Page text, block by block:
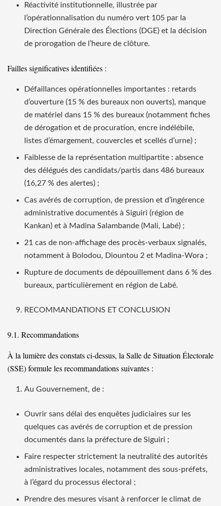
Réactivité institutionnelle, illustrée par
l’opérationnalisation du numéro vert 105 par la
Direction Générale des Élections (DGE) et la décision
de prorogation de l’heure de clôture.
Failles significatives identifiées :
Défaillances opérationnelles importantes : retards
d’ouverture (15 % des bureaux non ouverts), manque
de matériel dans 15 % des bureaux (notamment fiches
de dérogation et de procuration, encre indélébile,
listes d’émargement, couvercles et scellés d’urne) ;
Faiblesse de la représentation multipartite : absence
des délégués des candidats/partis dans 486 bureaux
(16,27 % des alertes) ;
Cas avérés de corruption, de pression et d’ingérence
administrative documentés à Siguiri (région de
Kankan) et à Madina Salambande (Mali, Labé) ;
21 cas de non-affichage des procès-verbaux signalés,
notamment à Bolodou, Diountou 2 et Madina-Wora ;
Rupture de documents de dépouillement dans 6 % des
bureaux, particulièrement en région de Labé.
RECOMMANDATIONS ET CONCLUSION
9.1. Recommandations
À la lumière des constats ci-dessus, la Salle de Situation Électorale
(SSE) formule les recommandations suivantes :
Au Gouvernement, de :
Ouvrir sans délai des enquêtes judiciaires sur les
quelques cas avérés de corruption et de pression
documentés dans la préfecture de Siguiri ;
Faire respecter strictement la neutralité des autorités
administratives locales, notamment des sous-préfets,
à l’égard du processus électoral ;
Prendre des mesures visant à renforcer le climat de